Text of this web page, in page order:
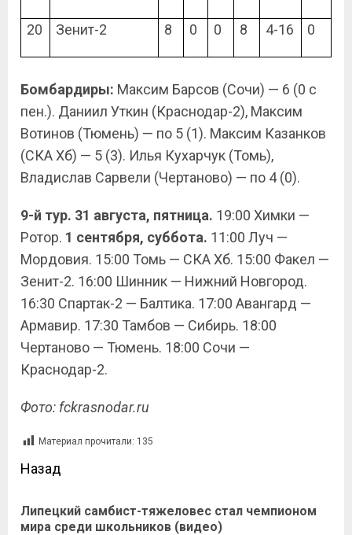
20 Зенит-2 8 0 0 8 4-16 0
Бомбардиры: Максим Барсов (Сочи) — 6 (0 с
пен.). Даниил Уткин (Краснодар-2), Максим
Вотинов (Тюмень) — по 5 (1). Максим Казанков
(СКА Хб) — 5 (3). Илья Кухарчук (Томь),
Владислав Сарвели (Чертаново) — по 4 (0).
9-й тур. 31 августа, пятница. 19:00 Химки —
Ротор. 1 сентября, суббота. 11:00 Луч —
Мордовия. 15:00 Томь — СКА Хб. 15:00 Факел —
Зенит-2. 16:00 Шинник — Нижний Новгород.
16:30 Спартак-2 — Балтика. 17:00 Авангард —
Армавир. 17:30 Тамбов — Сибирь. 18:00
Чертаново — Тюмень. 18:00 Сочи —
Краснодар-2.
Фото: fckrasnodar.ru
Материал прочитали: 135
Назад
Липецкий самбист-тяжеловес стал чемпионом
мира среди школьников (видео)